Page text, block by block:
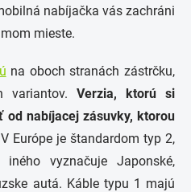
nabíjačka vás zachráni
mieste.
na oboch stranách zástrčku,
variantov. Verzia, ktorú si
od nabíjacej zásuvky, ktorou
V Európe je štandardom typ 2,
vyznačuje Japonské,
autá. Káble typu 1 majú